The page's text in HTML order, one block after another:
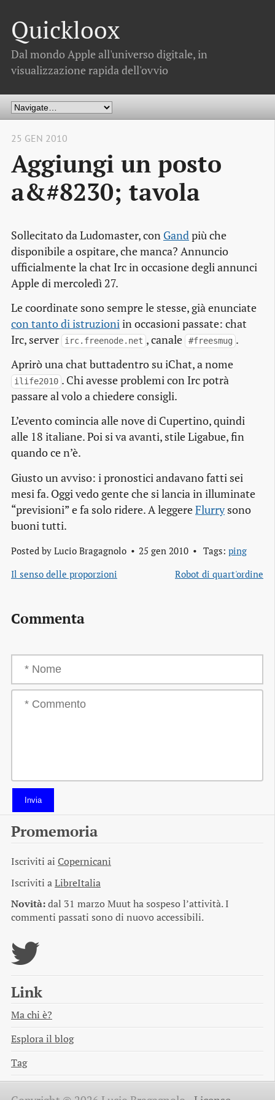
Quickloox
Dal mondo Apple all'universo digitale, in
visualizzazione rapida dell'ovvio
25 GEN 2010
Aggiungi un posto
a&#8230; tavola
Sollecitato daLudomaster, con Gandpiù che
disponibile a ospitare, che manca? Annuncio
ufficialmente la chat Irc in occasione degli annunci
Apple di mercoledì 27.
Le coordinate sono sempre le stesse, già enunciate
con tanto di istruzioniin occasioni passate: chat
Irc, server
irc.freenode.net , canale #freesmug .
Aprirò una chat buttadentro su iChat, a nome
ilife2010 . Chi avesse problemi con Irc potrà
passare al volo a chiedere consigli.
L’evento comincia alle nove di Cupertino, quindi
alle 18 italiane. Poi si va avanti, stile Ligabue,fin
quando ce n’è.
Giusto un avviso: i pronostici andavano fatti sei
mesi fa. Oggi vedo gente che si lancia in illuminate
“previsioni” e fa solo ridere. A leggereFlurrysono
buoni tutti.
Posted by Lucio Bragagnolo 25 gen 2010 Tags: ping
Il senso delle proporzioni
Robot di quart'ordine
Commenta
Invia
Promemoria
Iscriviti ai Copernicani
Iscriviti aLibreItalia
Novità:dal 31 marzo Muut ha sospeso l’attività. I
commenti passati sono di nuovo accessibili.
Link
Ma chi è?
Esplora il blog
Tag